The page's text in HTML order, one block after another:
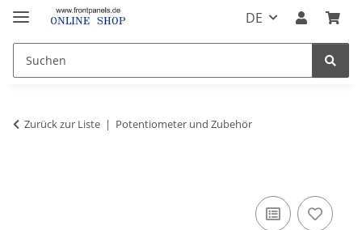
DE
Zurück zur Liste Potentiometer und Zubehör